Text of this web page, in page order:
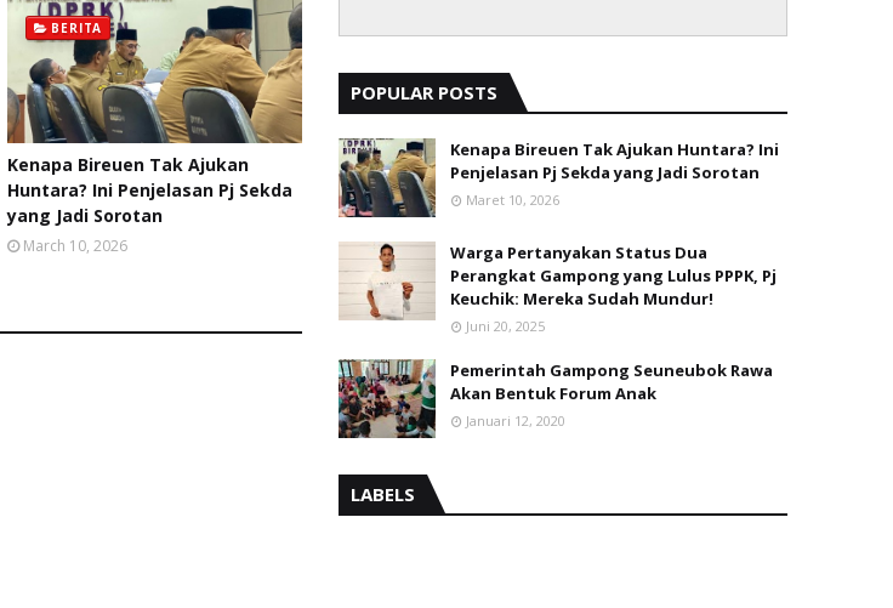
BERITA
Kenapa Bireuen Tak Ajukan
Huntara? Ini Penjelasan Pj Sekda
yang Jadi Sorotan
March 10, 2026
POPULAR POSTS
Kenapa Bireuen Tak Ajukan Huntara? Ini
Penjelasan Pj Sekda yang Jadi Sorotan
Maret 10, 2026
Warga Pertanyakan Status Dua
Perangkat Gampong yang Lulus PPPK, Pj
Keuchik: Mereka Sudah Mundur!
Juni 20, 2025
Pemerintah Gampong Seuneubok Rawa
Akan Bentuk Forum Anak
Januari 12, 2020
LABELS